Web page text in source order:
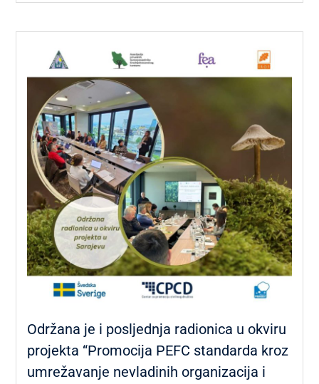
Održana je i posljednja radionica u okviru
projekta “Promocija PEFC standarda kroz
umrežavanje nevladinih organizacija i